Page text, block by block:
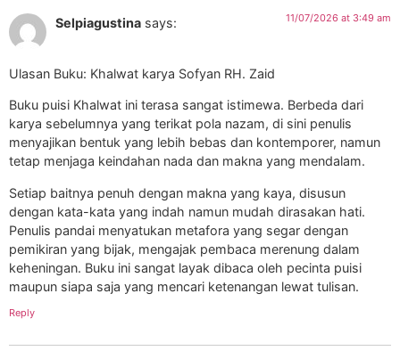
Selpiagustina says: 11/07/2026 at 3:49 am
Ulasan Buku: Khalwat karya Sofyan RH. Zaid
Buku puisi Khalwat ini terasa sangat istimewa. Berbeda dari
karya sebelumnya yang terikat pola nazam, di sini penulis
menyajikan bentuk yang lebih bebas dan kontemporer, namun
tetap menjaga keindahan nada dan makna yang mendalam.
Setiap baitnya penuh dengan makna yang kaya, disusun
dengan kata-kata yang indah namun mudah dirasakan hati.
Penulis pandai menyatukan metafora yang segar dengan
pemikiran yang bijak, mengajak pembaca merenung dalam
keheningan. Buku ini sangat layak dibaca oleh pecinta puisi
maupun siapa saja yang mencari ketenangan lewat tulisan.
Reply